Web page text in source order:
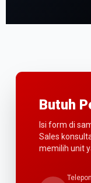
Butuh
Isi form di
Sales
memilih unit